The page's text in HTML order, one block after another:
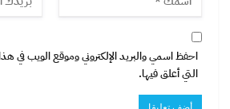
احفظ اسمي والبريد الإلكتروني وموقع الويب في
التي أعلق فيها.